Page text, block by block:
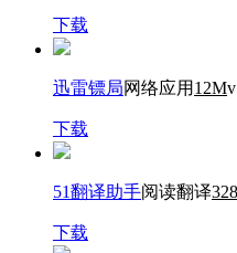
下载
迅雷镖局网络应用 12M
下载
51翻译助手阅读翻译
下载